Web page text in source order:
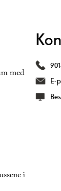
med
i
E-